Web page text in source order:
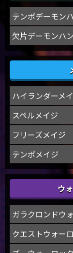
テンポデーモン
欠片デーモンハ
ハイランダーメ
スペルメイジ
フリーズメイジ
テンポメイジ
ウ
ガラクロンドウ
クエストウォー